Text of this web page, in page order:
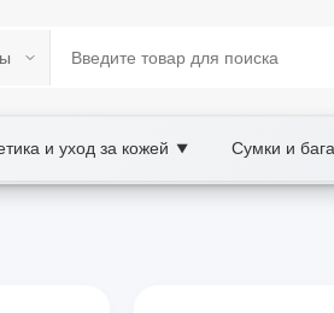
и уход за кожей ▼ Сумки и